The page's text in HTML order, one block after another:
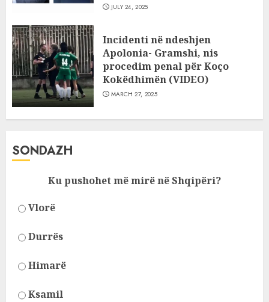
JULY 24, 2025
Incidenti në ndeshjen
Apolonia- Gramshi, nis
procedim penal për Koço
Kokëdhimën (VIDEO)
MARCH 27, 2025
SONDAZH
Ku pushohet më mirë në Shqipëri?
Vlorë
Durrës
Himarë
Ksamil